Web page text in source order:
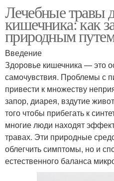
Лечебные травы
кишечника: как
природным
Введение
Здоровье кишечника — это
самочувствия. Проблемы с
привести к множеству
запор, диарея, вздутие
того чтобы прибегать к
многие люди находят
травах. Эти природные
облегчить симптомы, но и
естественного баланса